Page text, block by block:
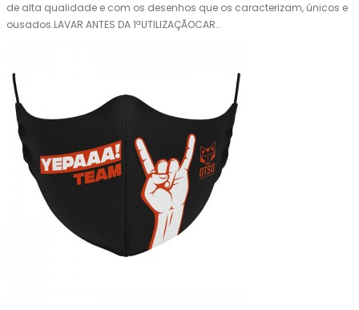
de alta qualidade e com os desenhos que os caracterizam, únicos e
ousados.LAVAR ANTES DA 1ªUTILIZAÇÃOCAR..